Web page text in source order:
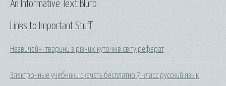
Links to Important Stuff
Незвичайні тварини з різних куточків світу реферат
Электронные учебники скачать бесплатно 7 класс русский язык
An Informative Text Blurb